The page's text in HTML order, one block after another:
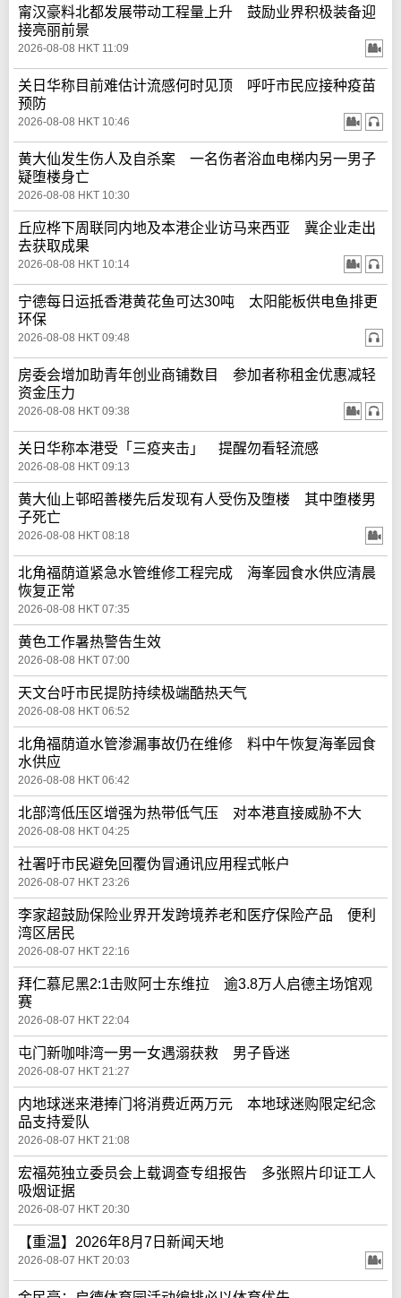
甯汉豪料北都发展带动工程量上升 鼓励业界积极装备迎
接亮丽前景
2026-08-08 HKT 11:09
关日华称目前难估计流感何时见顶 呼吁市民应接种疫苗
预防
2026-08-08 HKT 10:46
黄大仙发生伤人及自杀案 一名伤者浴血电梯内另一男子
疑堕楼身亡
2026-08-08 HKT 10:30
丘应桦下周联同内地及本港企业访马来西亚 冀企业走出
去获取成果
2026-08-08 HKT 10:14
宁德每日运抵香港黄花鱼可达30吨 太阳能板供电鱼排更
环保
2026-08-08 HKT 09:48
房委会增加助青年创业商铺数目 参加者称租金优惠减轻
资金压力
2026-08-08 HKT 09:38
关日华称本港受「三疫夹击」 提醒勿看轻流感
2026-08-08 HKT 09:13
黄大仙上邨昭善楼先后发现有人受伤及堕楼 其中堕楼男
子死亡
2026-08-08 HKT 08:18
北角福荫道紧急水管维修工程完成 海峯园食水供应清晨
恢复正常
2026-08-08 HKT 07:35
黄色工作暑热警告生效
2026-08-08 HKT 07:00
天文台吁市民提防持续极端酷热天气
2026-08-08 HKT 06:52
北角福荫道水管渗漏事故仍在维修 料中午恢复海峯园食
水供应
2026-08-08 HKT 06:42
北部湾低压区增强为热带低气压 对本港直接威胁不大
2026-08-08 HKT 04:25
社署吁市民避免回覆伪冒通讯应用程式帐户
2026-08-07 HKT 23:26
李家超鼓励保险业界开发跨境养老和医疗保险产品 便利
湾区居民
2026-08-07 HKT 22:16
拜仁慕尼黑2:1击败阿士东维拉 逾3.8万人启德主场馆观
赛
2026-08-07 HKT 22:04
屯门新咖啡湾一男一女遇溺获救 男子昏迷
2026-08-07 HKT 21:27
内地球迷来港捧门将消费近两万元 本地球迷购限定纪念
品支持爱队
2026-08-07 HKT 21:08
宏福苑独立委员会上载调查专组报告 多张照片印证工人
吸烟证据
2026-08-07 HKT 20:30
【重温】2026年8月7日新闻天地
2026-08-07 HKT 20:03